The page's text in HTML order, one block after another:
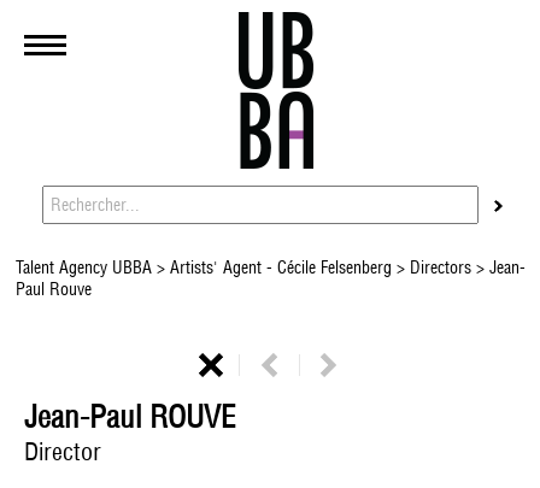
Talent Agency UBBA>Artists' Agent - Cécile Felsenberg > Directors> Jean-
Paul Rouve
Jean-Paul ROUVE
Director